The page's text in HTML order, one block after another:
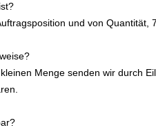
und von Quantität,
Menge senden wir durch